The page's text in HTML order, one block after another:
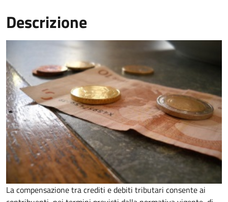
Descrizione
La compensazione tra crediti e debiti tributari consente ai